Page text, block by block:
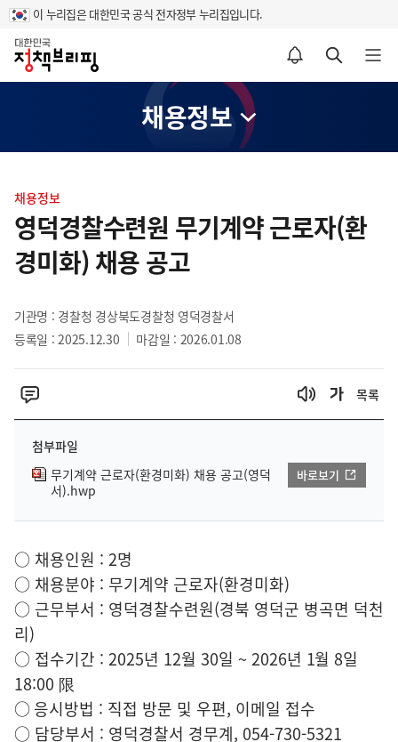
이 누리집은 대한민국 공식 전자정부 누리집입니다.
홈
알림설정 바로가기 검색 바로가기 메뉴 열기
채용정보
텐
츠
영
역
채용정보
영덕경찰수련원 무기계약 근로자(환
경미화) 채용 공고
기관명 : 경찰청 경상북도경찰청 영덕경찰서
등록일 : 2025.12.30
마감일 : 2026.01.08
목록
첨부파일
무기계약 근로자(환경미화) 채용 공고(영덕
서).hwp
바로보기
○ 채용인원 : 2명
○ 채용분야 : 무기계약 근로자(환경미화)
○ 근무부서 : 영덕경찰수련원(경북 영덕군 병곡면 덕천
리)
○ 접수기간 : 2025년 12월 30일 ~ 2026년 1월 8일
18:00 限
○ 응시방법 : 직접 방문 및 우편, 이메일 접수
○ 담당부서 : 영덕경찰서 경무계, 054-730-5321